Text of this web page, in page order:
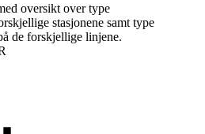
oversikt over type
stasjonene samt type
de forskjellige linjene.